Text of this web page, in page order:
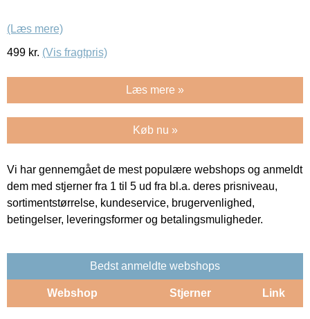
(Læs mere)
499 kr. (Vis fragtpris)
Læs mere »
Køb nu »
Vi har gennemgået de mest populære webshops og anmeldt
dem med stjerner fra 1 til 5 ud fra bl.a. deres prisniveau,
sortimentstørrelse, kundeservice, brugervenlighed,
betingelser, leveringsformer og betalingsmuligheder.
Bedst anmeldte webshops
Webshop Stjerner Link